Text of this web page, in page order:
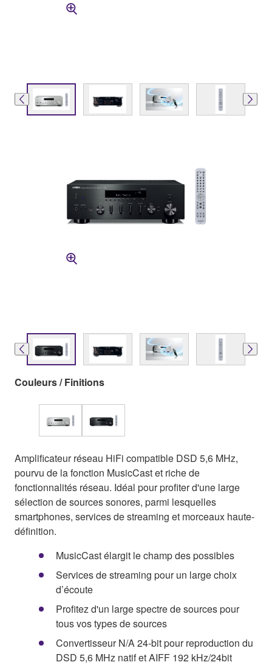
Couleurs / Finitions
Amplificateur réseau HiFi compatible DSD 5,6 MHz,
pourvu de la fonction MusicCast et riche de
fonctionnalités réseau. Idéal pour profiter d'une large
sélection de sources sonores, parmi lesquelles
smartphones, services de streaming et morceaux haute-
définition.
MusicCast élargit le champ des possibles
Services de streaming pour un large choix
d’écoute
Profitez d'un large spectre de sources pour
tous vos types de sources
Convertisseur N/A 24-bit pour reproduction du
DSD 5,6 MHz natif et AIFF 192 kHz/24bit